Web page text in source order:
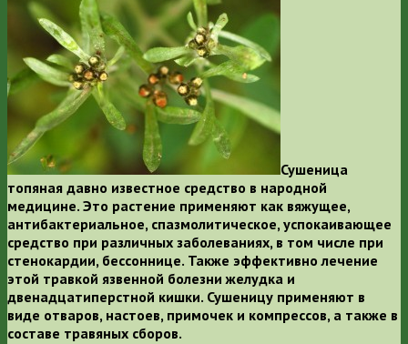
Сушеница
топяная давно известное средство в народной
медицине. Это растение применяют как вяжущее,
антибактериальное, спазмолитическое, успокаивающее
средство при различных заболеваниях, в том числе при
стенокардии, бессоннице. Также эффективно лечение
этой травкой язвенной болезни желудка и
двенадцатиперстной кишки. Сушеницу применяют в
виде отваров, настоев, примочек и компрессов, а также в
составе травяных сборов.